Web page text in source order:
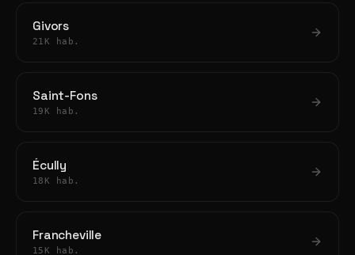
Givors
21K hab.
Saint-Fons
19K hab.
Écully
18K hab.
Francheville
15K hab.